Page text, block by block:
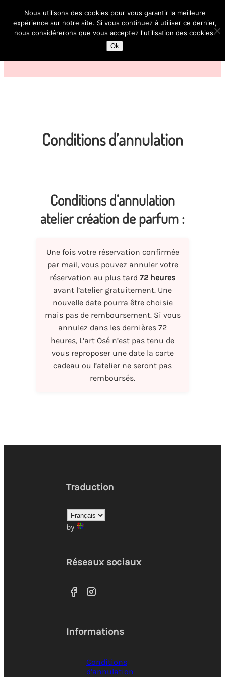
Conditions d’annulation
Conditions d’annulation
atelier création de parfum :
Une fois votre réservation confirmée
par mail, vous pouvez annuler votre
réservation au plus tard 72 heures
avant l’atelier gratuitement. Une
nouvelle date pourra être choisie
mais pas de remboursement. Si vous
annulez dans les dernières 72
heures, L’art Osé n’est pas tenu de
vous reproposer une date la carte
cadeau ou l’atelier ne seront pas
remboursés.
Traduction
by
Réseaux sociaux
Informations
Conditions
d’annulation
Nous utilisons des cookies pour vous garantir la meilleure
expérience sur notre site. Si vous continuez à utiliser ce dernier,
nous considérerons que vous acceptez l'utilisation des cookies.
Ok